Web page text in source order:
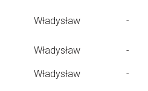
Władysław -
Władysław -
Władysław -